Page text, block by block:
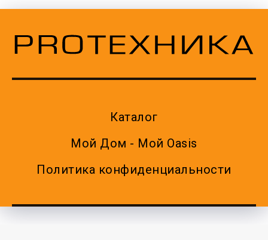
Каталог
Мой Дом - Мой Oasis
Политика конфиденциальности